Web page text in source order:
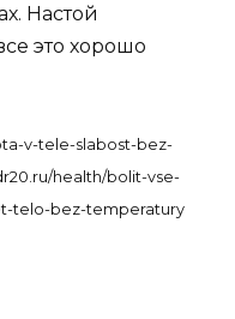
Настой
это хорошо
v-tele-slabost-bez-
health/bolit-vse-
telo-bez-temperatury